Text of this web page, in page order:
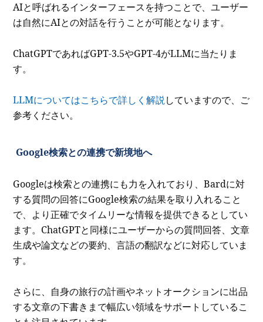
AIと呼ばれるインターフェースを持つことで、ユーザー
は自然にAIとの対話を行うことが可能となります。
ChatGPTであればGPT-3.5やGPT-4がLLMに当たりま
す。
LLMについてはこちらで詳しく解説していますので、ご
参考ください。
Google検索との連携で新境地へ
Googleは検索との連携にも力を入れており、Bardに対
する質問の回答にGoogle検索の結果を取り入れること
で、より正確でタイムリーな情報を提供できるとしてい
ます。ChatGPTと同様にユーザーからの質問回答、文章
生成や論文などの要約、言語の翻訳などに対応していま
す。
さらに、自身の旅行の計画やネットオークションに出品
する文章の下書きまで幅広い領域をサポートしているこ